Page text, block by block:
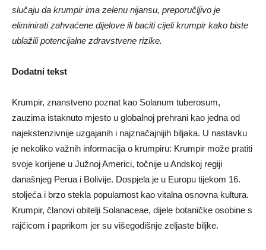
slučaju da krumpir ima zelenu nijansu, preporučljivo je
eliminirati zahvaćene dijelove ili baciti cijeli krumpir kako biste
ublažili potencijalne zdravstvene rizike.
Dodatni tekst
Krumpir, znanstveno poznat kao Solanum tuberosum,
zauzima istaknuto mjesto u globalnoj prehrani kao jedna od
najekstenzivnije uzgajanih i najznačajnijih biljaka. U nastavku
je nekoliko važnih informacija o krumpiru: Krumpir može pratiti
svoje korijene u Južnoj Americi, točnije u Andskoj regiji
današnjeg Perua i Bolivije. Dospjela je u Europu tijekom 16.
stoljeća i brzo stekla popularnost kao vitalna osnovna kultura.
Krumpir, članovi obitelji Solanaceae, dijele botaničke osobine s
rajčicom i paprikom jer su višegodišnje zeljaste biljke.